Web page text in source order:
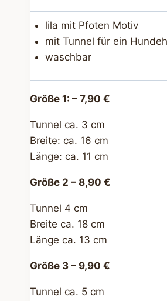
lila mit Pfoten Motiv
mit Tunnel für ein
waschbar
Größe 1: – 7,90 €
Tunnel ca. 3 cm
Breite: ca. 16 cm
Länge: ca. 11 cm
Größe 2 – 8,90 €
Tunnel 4 cm
Breite ca. 18 cm
Länge ca. 13 cm
Größe 3 – 9,90 €
Tunnel ca. 5 cm